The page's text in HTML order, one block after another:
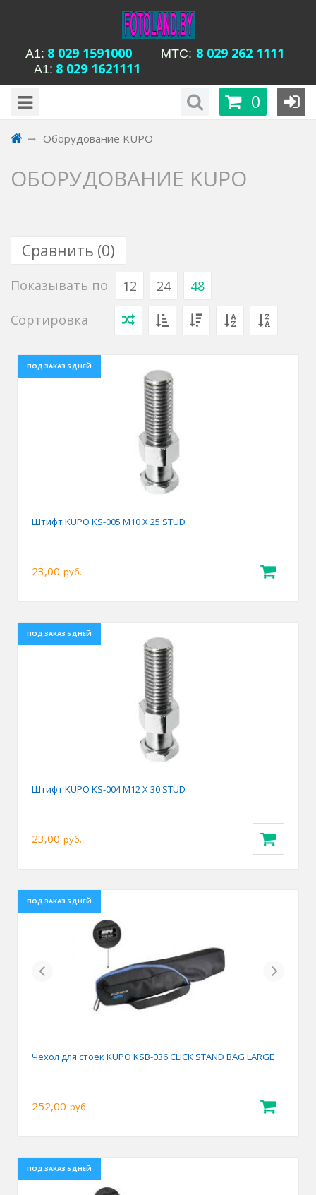
А1: 8 029 1591000 MTC: 8 029 262 1111
А1: 8 029 1621111
Время работы магазина Уманская 54:будни с 15-00 до
20-00, сб с 13-00 до 18-00, вс вых
0
Оборудование KUPO
ОБОРУДОВАНИЕ KUPO
Сравнить (0)
Показывать по 12 24 48
Сортировка
ПОД ЗАКАЗ 5 ДНЕЙ
Штифт KUPO KS-005 M10 X 25 STUD
23,00 руб.
ПОД ЗАКАЗ 5 ДНЕЙ
Штифт KUPO KS-004 M12 X 30 STUD
23,00 руб.
ПОД ЗАКАЗ 5 ДНЕЙ
Previous Next
Чехол для стоек KUPO KSB-036 CLICK STAND BAG LARGE
252,00 руб.
ПОД ЗАКАЗ 5 ДНЕЙ